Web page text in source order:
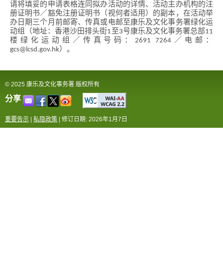
请将填妥的申请表格连同拟办活动的详情、活动主办机构的注
册证明书／豁免注册证明书（视何者适用）的副本，在活动举
办日期三个月前邮寄、传真或电邮至康乐及文化事务署绿化运
动组（地址：香港沙田排头街1至3号康乐及文化事务署总部11
楼绿化运动组／传真号码：2691 7264／电邮：
gcs@lcsd.gov.hk）。
© 2025 康乐及文化事务署 版权所有
分享
重要告示 私隐政策 修订日期: 2026年1月7日